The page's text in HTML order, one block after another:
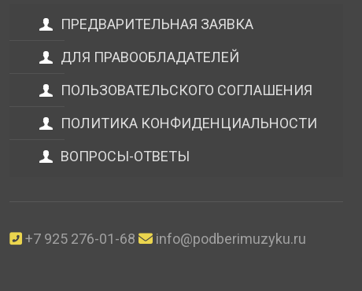
ПРЕДВАРИТЕЛЬНАЯ ЗАЯВКА
ДЛЯ ПРАВООБЛАДАТЕЛЕЙ
ПОЛЬЗОВАТЕЛЬСКОГО СОГЛАШЕНИЯ
ПОЛИТИКА КОНФИДЕНЦИАЛЬНОСТИ
ВОПРОСЫ-ОТВЕТЫ
+7 925 276-01-68 info@podberimuzyku.ru